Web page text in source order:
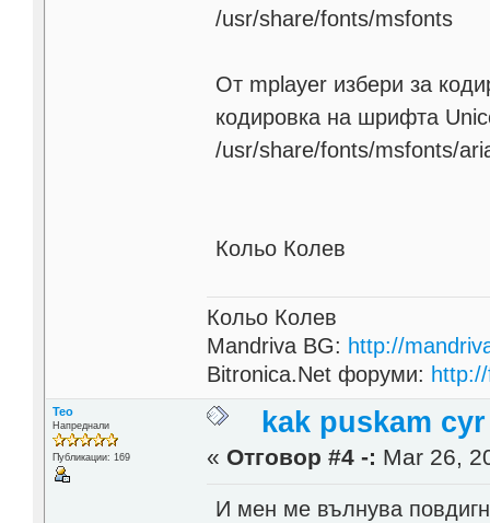
/usr/share/fonts/msfonts
От mplayer избери за
кодировка на шрифта
/usr/share/fonts/msfonts/
Кольо Колев
Кольо Колев
Mandriva BG: http://
Bitronica.Net форуми:
Teo
Напреднали
Публикации: 169
kak puskam
« Отговор #4 -: Mar 26,
И мен ме вълнува